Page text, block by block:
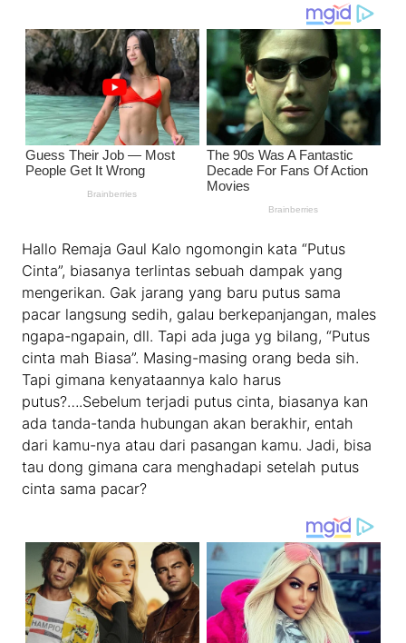
Hallo Remaja Gaul Kalo ngomongin kata “Putus
Cinta”, biasanya terlintas sebuah dampak yang
mengerikan. Gak jarang yang baru putus sama
pacar langsung sedih, galau berkepanjangan, males
ngapa-ngapain, dll. Tapi ada juga yg bilang, “Putus
cinta mah Biasa”. Masing-masing orang beda sih.
Tapi gimana kenyataannya kalo harus
putus?….Sebelum terjadi putus cinta, biasanya kan
ada tanda-tanda hubungan akan berakhir, entah
dari kamu-nya atau dari pasangan kamu. Jadi, bisa
tau dong gimana cara menghadapi setelah putus
cinta sama pacar?